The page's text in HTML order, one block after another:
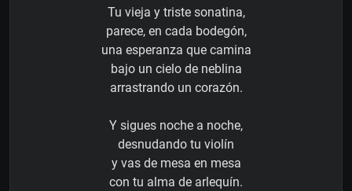
Tu vieja y triste sonatina,
parece, en cada bodegón,
una esperanza que camina
bajo un cielo de neblina
arrastrando un corazón.
Y sigues noche a noche,
desnudando tu violín
y vas de mesa en mesa
con tu alma de arlequín.